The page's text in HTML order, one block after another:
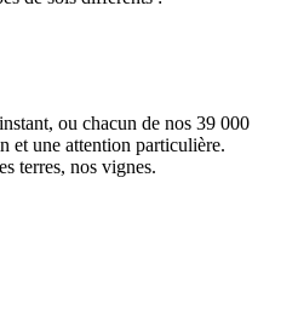
ou chacun de nos 39 000
et une attention particulière.
terres, nos vignes.